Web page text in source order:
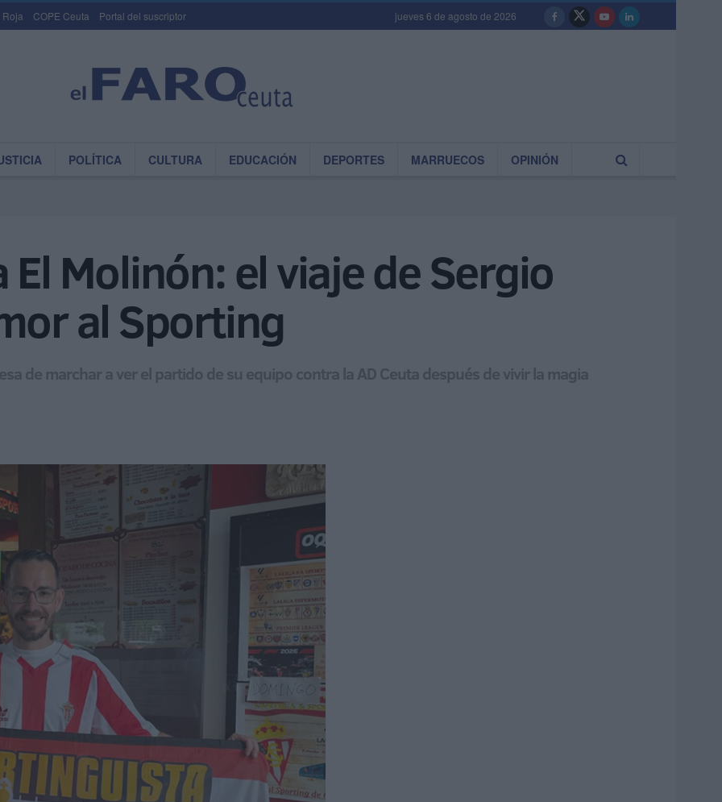
Roja COPE Ceuta Portal del suscriptor jueves 6 de agosto de 2026
POLÍTICA CULTURA EDUCACIÓN DEPORTES MARRUECOS OPINIÓN
El Molinón: el viaje de Sergio
al Sporting
de marchar a ver el partido de su equipo contra la AD Ceuta después de vivir la magia